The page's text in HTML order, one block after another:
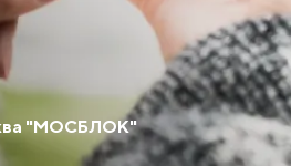
"МОСБЛОК"